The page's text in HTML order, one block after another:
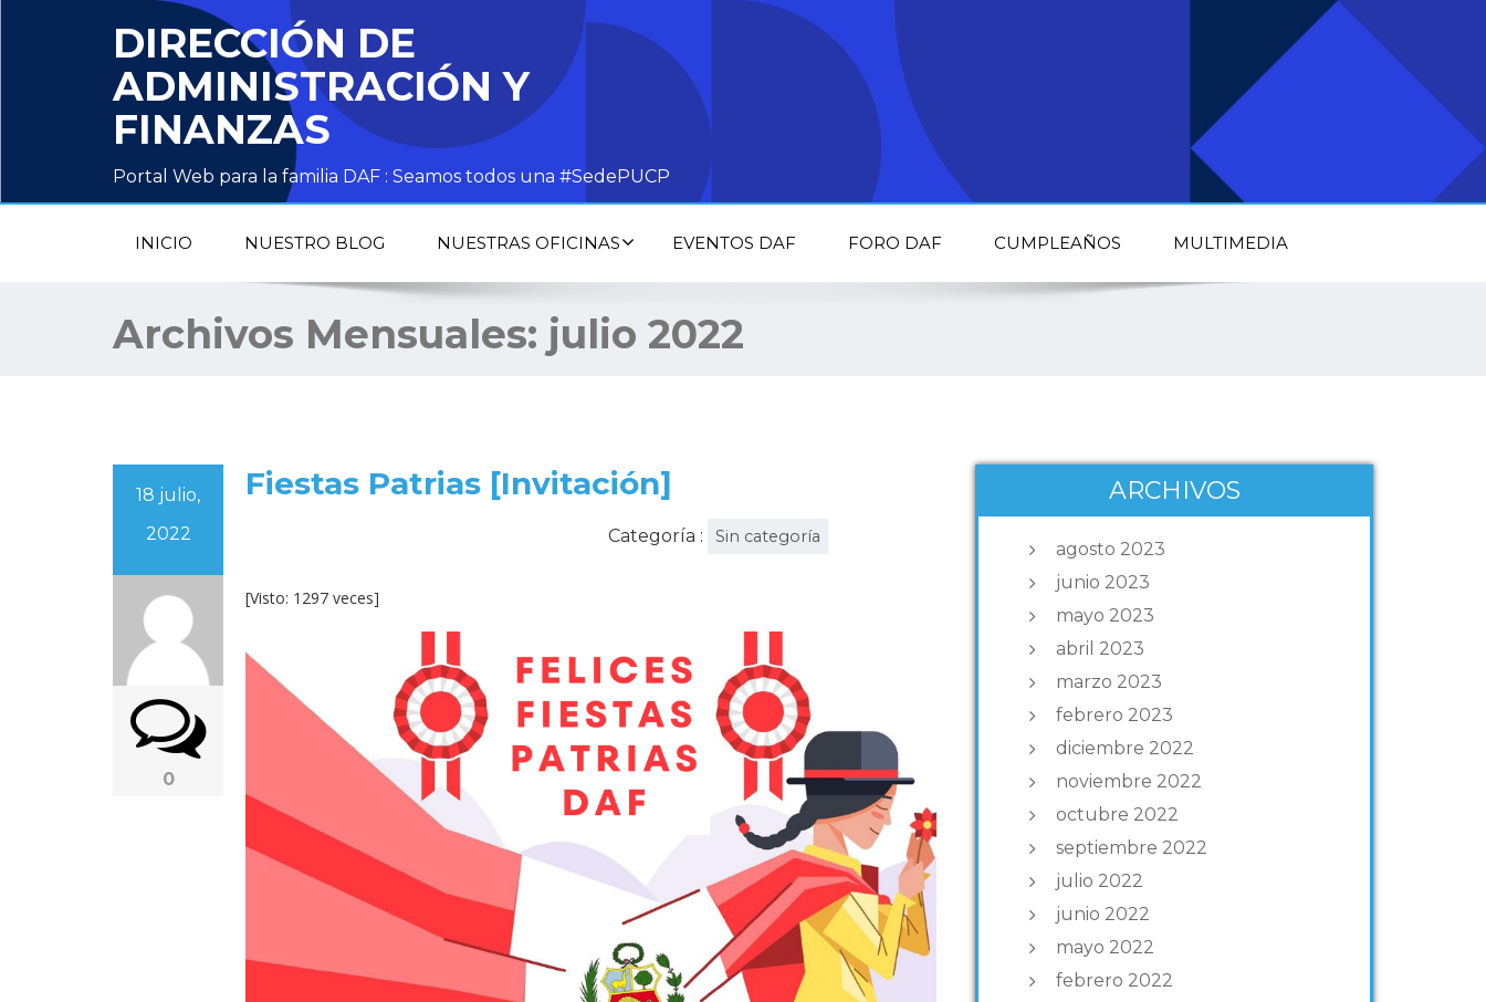
DIRECCIÓN DE
ADMINISTRACIÓN Y
FINANZAS
Portal Web para la familia DAF : Seamos todos una #SedePUCP
INICIO NUESTRO BLOG NUESTRAS OFICINAS EVENTOS DAF FORO DAF CUMPLEAÑOS MULTIMEDIA
Archivos Mensuales: julio 2022
18 julio,
2022
0
Fiestas Patrias [Invitación]
Categoría : Sin categoría
[Visto: 1297 veces]
ARCHIVOS
agosto 2023
junio 2023
mayo 2023
abril 2023
marzo 2023
febrero 2023
diciembre 2022
noviembre 2022
octubre 2022
septiembre 2022
julio 2022
junio 2022
mayo 2022
febrero 2022